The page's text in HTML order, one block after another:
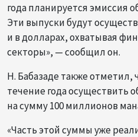
года планируется эмиссия
Эти выпуски будут
и в долларах, охватывая
секторы», — сообщил он.
Н. Бабазаде также отметил,
течение года осуществить
на сумму 100 миллионов
«Часть этой суммы уже